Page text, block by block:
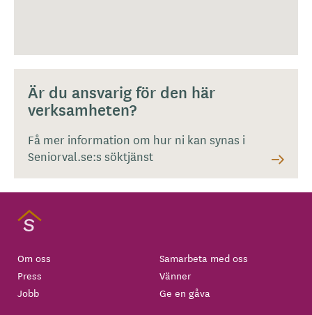
Är du ansvarig för den här
verksamheten?
Få mer information om hur ni kan synas i
Seniorval.se:s söktjänst
Om oss
Press
Jobb
Samarbeta med oss
Vänner
Ge en gåva